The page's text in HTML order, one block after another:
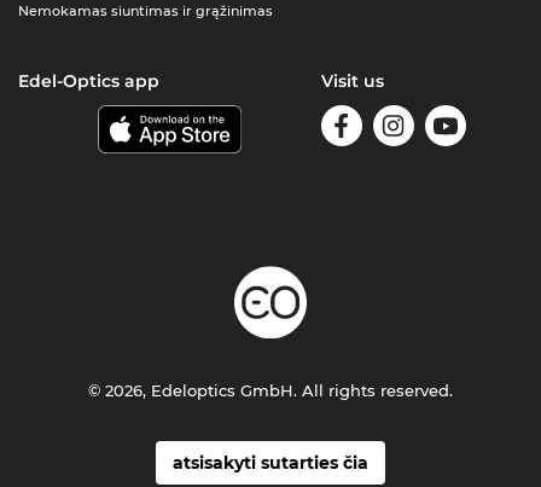
Nemokamas siuntimas ir grąžinimas
Edel-Optics app Visit us
atsisakyti sutarties čia
© 2026, Edeloptics GmbH. All rights reserved.